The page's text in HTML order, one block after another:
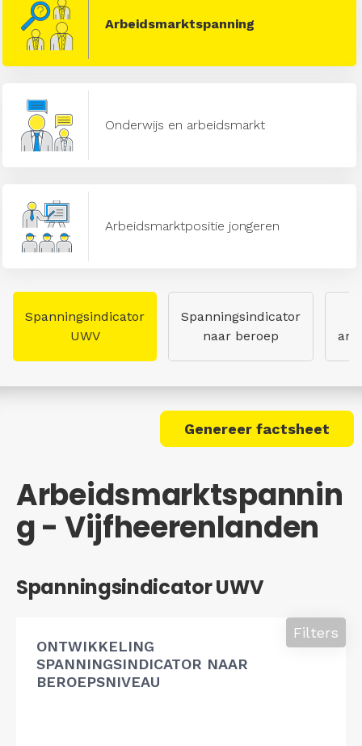
Arbeidsmarktspanning
Onderwijs en arbeidsmarkt
Arbeidsmarktpositie jongeren
Spanningsindicator
UWV
Spanningsindicator
naar beroep
Genereer factsheet
Arbeidsmarktspannin
g - Vijfheerenlanden
Spanningsindicator UWV
ONTWIKKELING
SPANNINGSINDICATOR NAAR
BEROEPSNIVEAU
Filters